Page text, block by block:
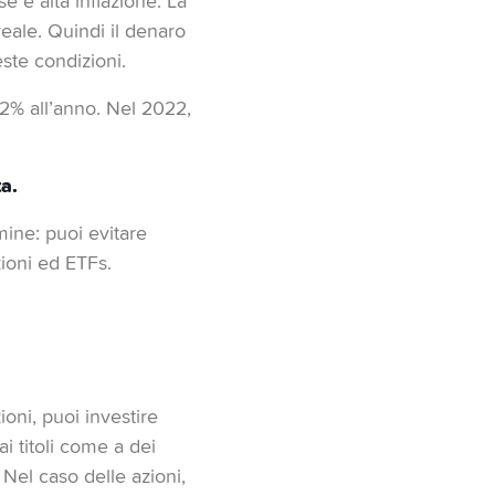
Quindi il denaro
condizioni.
all’anno. Nel 2022,
puoi evitare
ed ETFs.
puoi investire
titoli come a dei
caso delle azioni,